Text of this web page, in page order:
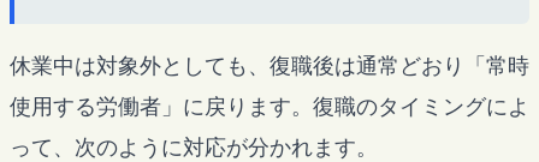
休業中は対象外としても、復職後は通常どおり「常時
使用する労働者」に戻ります。復職のタイミングによ
って、次のように対応が分かれます。